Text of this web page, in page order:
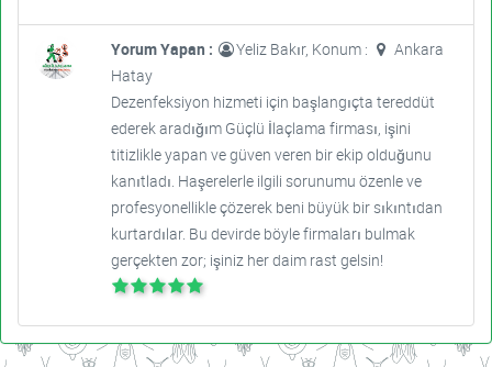
Yorum Yapan : Yeliz Bakır, Konum :
Ankara
Hatay
Dezenfeksiyon hizmeti için başlangıçta tereddüt
ederek aradığım Güçlü İlaçlama firması, işini
titizlikle yapan ve güven veren bir ekip olduğunu
kanıtladı. Haşerelerle ilgili sorunumu özenle ve
profesyonellikle çözerek beni büyük bir sıkıntıdan
kurtardılar. Bu devirde böyle firmaları bulmak
gerçekten zor; işiniz her daim rast gelsin!